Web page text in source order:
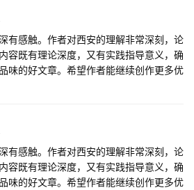
有感触。作者对西安的理解非常深刻，论
容既有理论深度，又有实践指导意义，确
味的好文章。希望作者能继续创作更多优
有感触。作者对西安的理解非常深刻，论
容既有理论深度，又有实践指导意义，确
味的好文章。希望作者能继续创作更多优